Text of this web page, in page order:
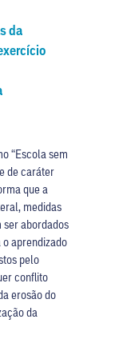
da
“Escola sem
de caráter
que a
medidas
abordados
aprendizado
pelo
conflito
erosão do
da